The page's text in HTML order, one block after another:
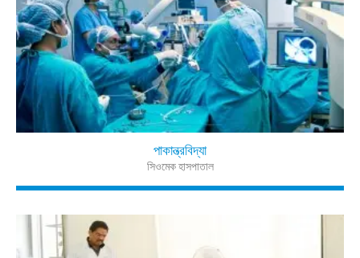
পাকান্ত্রবিদ্যা
সিওমেক হাসপাতাল